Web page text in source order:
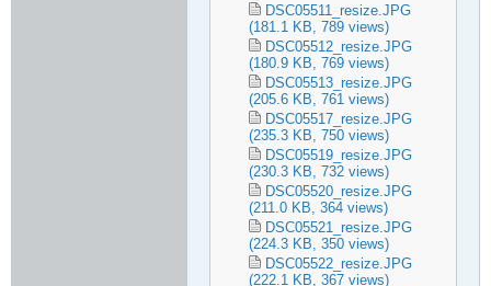
DSC05511_resize.JPG
(181.1 KB, 789 views)
DSC05512_resize.JPG
(180.9 KB, 769 views)
DSC05513_resize.JPG
(205.6 KB, 761 views)
DSC05517_resize.JPG
(235.3 KB, 750 views)
DSC05519_resize.JPG
(230.3 KB, 732 views)
DSC05520_resize.JPG
(211.0 KB, 364 views)
DSC05521_resize.JPG
(224.3 KB, 350 views)
DSC05522_resize.JPG
(222.1 KB, 367 views)